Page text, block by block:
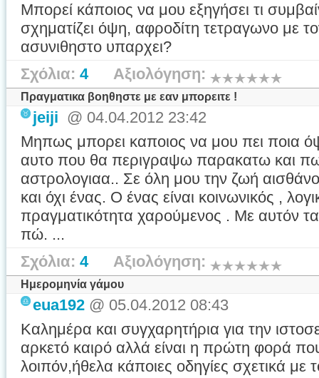
Μπορεί κάποιος να μου εξηγήσει τι
σχηματίζει όψη, αφροδίτη τετραγωνο με
ασυνιθηστο υπαρχει?
Σχόλια: 4Αξιολόγηση:
Πραγματικα βοηθηστε με εαν μπορειτε !
jeiji @ 04.04.2012 23:42
Μηπως μπορει καποιος να μου πει ποια
αυτο που θα περιγραψω παρακατω και
αστρολογιαα.. Σε όλη μου την ζωή
και όχι ένας. Ο ένας είναι κοινωνικός ,
πραγματικότητα χαρούμενος . Με αυτόν
πώ. ...
Σχόλια: 4Αξιολόγηση:
Ημερομηνία γάμου
eua192 @ 05.04.2012 08:43
Καλημέρα και συγχαρητήρια για την
αρκετό καιρό αλλά είναι η πρώτη φορά
λοιπόν,ήθελα κάποιες οδηγίες σχετικά με